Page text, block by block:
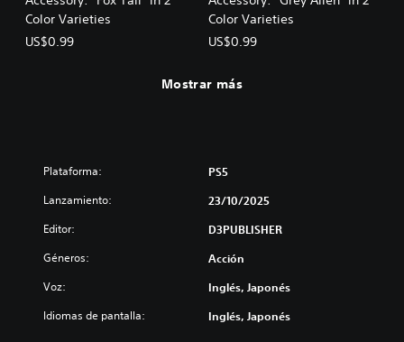
Color Varieties
US$0.99
Color Varieties
US$0.99
Mostrar más
Plataforma: PS5
Lanzamiento: 23/10/2025
Editor: D3PUBLISHER
Géneros: Acción
Voz: Inglés, Japonés
Idiomas de pantalla: Inglés, Japonés